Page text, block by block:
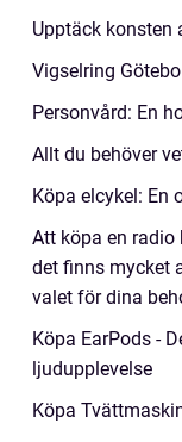
Upptäck konsten
Vigselring
Personvård: En
Allt du behöver
Köpa elcykel: En
Att köpa en radio
det finns mycket
valet för dina
Köpa EarPods -
ljudupplevelse
Köpa